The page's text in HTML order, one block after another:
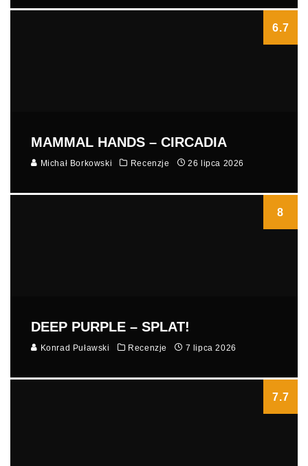
6.7
MAMMAL HANDS – CIRCADIA
Michał Borkowski Recenzje 26 lipca 2026
8
DEEP PURPLE – SPLAT!
Konrad Puławski Recenzje 7 lipca 2026
7.7